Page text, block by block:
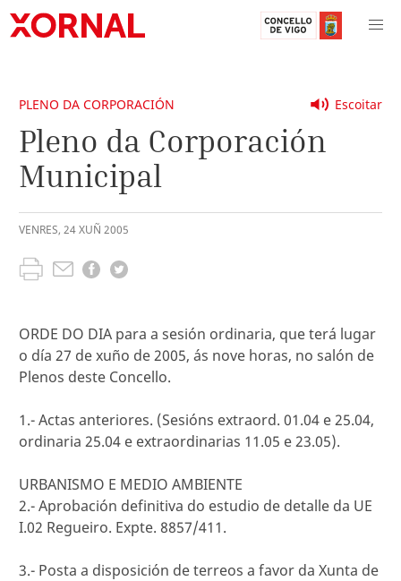
Escoitar
PLENO DA CORPORACIÓN
Pleno da Corporación
Municipal
VENRES, 24XUÑ 2005
ORDE DO DIA para a sesión ordinaria, que terá lugar
o día 27 de xuño de 2005, ás nove horas, no salón de
Plenos deste Concello.
1.- Actas anteriores. (Sesións extraord. 01.04 e 25.04,
ordinaria 25.04 e extraordinarias 11.05 e 23.05).
URBANISMO E MEDIO AMBIENTE
2.- Aprobación definitiva do estudio de detalle da UE
I.02 Regueiro. Expte. 8857/411.
3.- Posta a disposición de terreos a favor da Xunta de